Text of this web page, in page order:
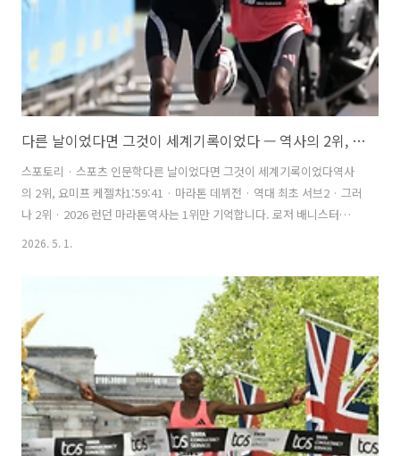
다른 날이었다면 그것이 세계기록이었다 — 역사의 2위, 요미프 케젤차
스포토리 · 스포츠 인문학다른 날이었다면 그것이 세계기록이었다역사
의 2위, 요미프 케젤차1:59:41 · 마라톤 데뷔전 · 역대 최초 서브2 · 그러
나 2위 · 2026 런던 마라톤역사는 1위만 기억합니다. 로저 배니스터가 4
분 마일 장벽을 깬 1954년, 그 날의 2위를 기억하는 사람은 거의 없습니
1:59:30으로 결승선을 통과하고 11초 뒤, 에티오피아의 요미프 케젤차가
들어왔습니다. 기록은 1:59:41. 이 기록은 마라톤 역사상 두 번째로 빠른
기록입니다. 역대 최초의 서브2입니다. 마라톤 데뷔전에서 나온 기록입
니다. 그리고 2위입니다.이 기록의 역설역사상 단 두 명만이 마라톤을 2
시간 안에 완주했습니다. 사웨(1:59:30)..
2026. 5. 1.